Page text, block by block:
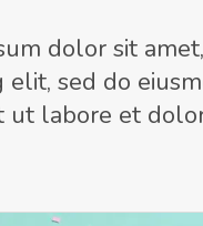
dolor sit
elit, sed do
ut labore et